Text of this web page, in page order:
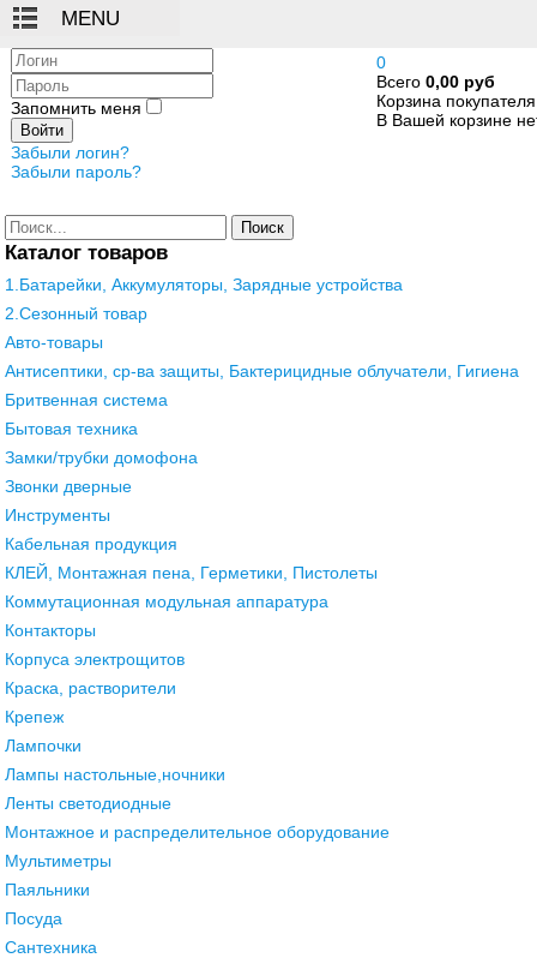
0
Всего 0,00 руб
Корзина покупателя
В Вашей корзине
Логин
Пароль
Запомнить меня
Войти
Забыли логин?
Забыли пароль?
Поиск
Каталог товаров
1.Батарейки, Аккумуляторы, Зарядные устройства
2.Сезонный товар
Авто-товары
Антисептики, ср-ва защиты, Бактерицидные облучатели, Гигиена
Бритвенная система
Бытовая техника
Замки/трубки домофона
Звонки дверные
Инструменты
Кабельная продукция
КЛЕЙ, Монтажная пена, Герметики, Пистолеты
Коммутационная модульная аппаратура
Контакторы
Корпуса электрощитов
Краска, растворители
Крепеж
Лампочки
Лампы настольные,ночники
Ленты светодиодные
Монтажное и распределительное оборудование
Мультиметры
Паяльники
Посуда
Сантехника